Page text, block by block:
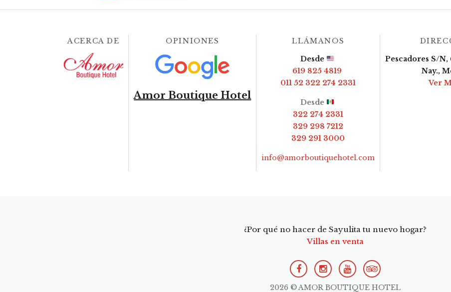
ACERCA DE OPINIONES
Amor Boutique Hotel
LLÁMANOS
Desde
619 825 4819
011 52 322 274 2331
Desde
322 274 2331
329 298 7212
329 291 3000
info@amorboutiquehotel.com
Pescadores S/N,
Nay.,
Ver
¿Por qué no hacer de Sayulita tu nuevo hogar?
Villas en venta
2026 © AMOR BOUTIQUE HOTEL